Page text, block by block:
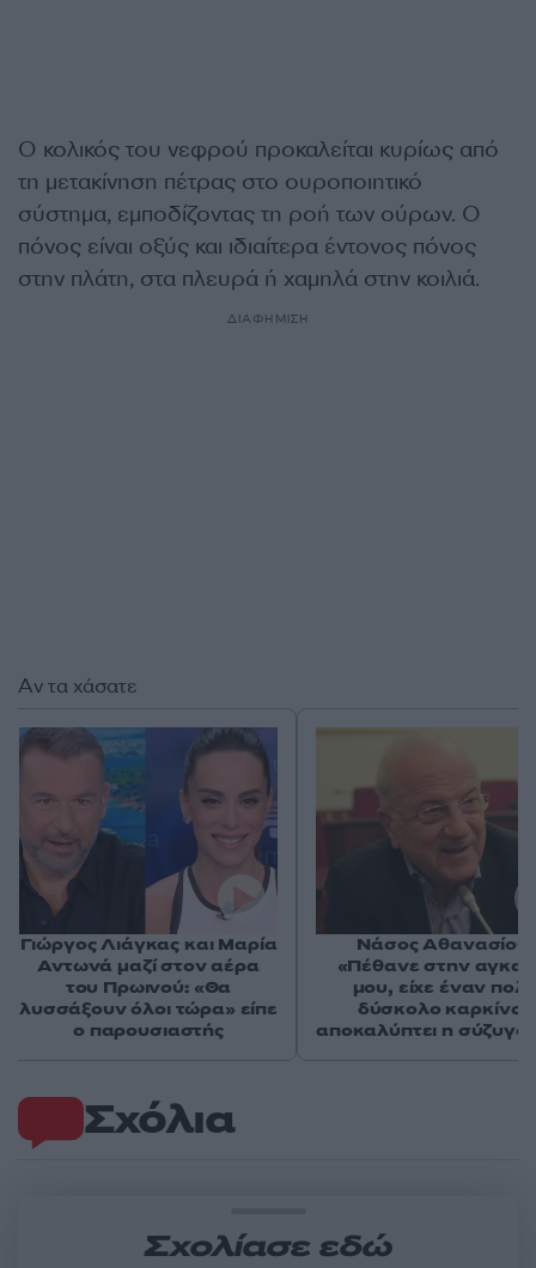
Ο κολικός του νεφρού προκαλείται κυρίως από
τη μετακίνηση πέτρας στο ουροποιητικό
σύστημα, εμποδίζοντας τη ροή των ούρων. Ο
πόνος είναι οξύς και ιδιαίτερα έντονος πόνος
στην πλάτη, στα πλευρά ή χαμηλά στην κοιλιά.
ΔΙΑΦΗΜΙΣΗ
Σχόλια
Σχολίασε εδώ
Αν τα χάσατε
Γιώργος Λιάγκας και Μαρία
Αντωνά μαζί στον αέρα
του Πρωινού: «Θα
λυσσάξουν όλοι τώρα» είπε
ο παρουσιαστής
Νάσος Αθανασίου:
«Πέθανε στην
μου, είχε έναν
δύσκολο καρκίνο»
αποκαλύπτει η